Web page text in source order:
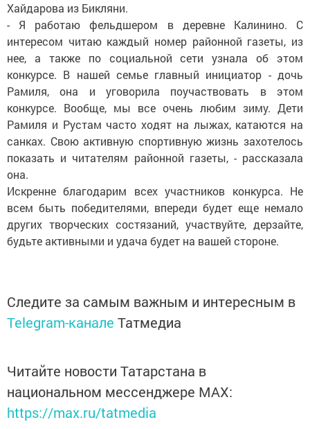
Хайдарова из Бикляни.
- Я работаю фельдшером в деревне Калинино. С
интересом читаю каждый номер районной газеты, из
нее, а также по социальной сети узнала об этом
конкурсе. В нашей семье главный инициатор - дочь
Рамиля, она и уговорила поучаствовать в этом
конкурсе. Вообще, мы все очень любим зиму. Дети
Рамиля и Рустам часто ходят на лыжах, катаются на
санках. Свою активную спортивную жизнь захотелось
показать и читателям районной газеты, - рассказала
она.
Искренне благодарим всех участников конкурса. Не
всем быть победителями, впереди будет еще немало
других творческих состязаний, участвуйте, дерзайте,
будьте активными и удача будет на вашей стороне.
Следите за самым важным и интересным в
Telegram-канале Татмедиа
Читайте новости Татарстана в
национальном мессенджере MАХ:
https://max.ru/tatmedia